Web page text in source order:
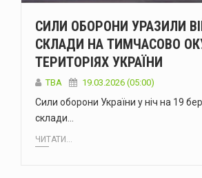
СИЛИ ОБОРОНИ УРАЗИЛИ
СКЛАДИ НА ТИМЧАСОВО
ТЕРИТОРІЯХ УКРАЇНИ
ТВА 19.03.2026 (05:00)
Сили оборони України у ніч на 19
склади…
ЧИТАТИ...